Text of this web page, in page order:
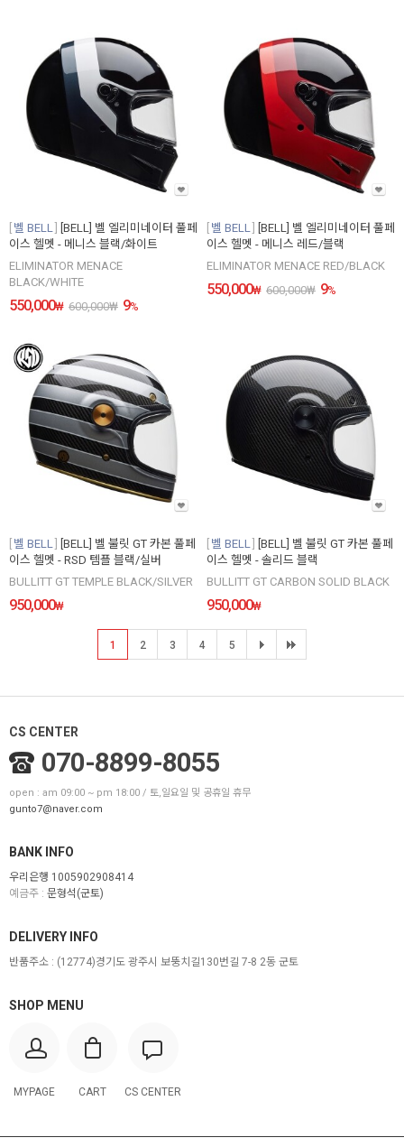
벨 BELL
[BELL] 벨 엘리미네이터 풀페
이스 헬멧 - 메니스 블랙/화이트
ELIMINATOR MENACE
BLACK/WHITE
550,000₩ 600,000₩ 9%
벨 BELL
[BELL] 벨 엘리미네이터 풀페
이스 헬멧 - 메니스 레드/블랙
ELIMINATOR MENACE RED/BLACK
550,000₩ 600,000₩ 9%
벨 BELL
[BELL] 벨 불릿 GT 카본 풀페
이스 헬멧 - RSD 템플 블랙/실버
BULLITT GT TEMPLE BLACK/SILVER
950,000₩
벨 BELL
[BELL] 벨 불릿 GT 카본 풀페
이스 헬멧 - 솔리드 블랙
BULLITT GT CARBON SOLID BLACK
950,000₩
1 2 3 4 5
CS CENTER
070-8899-8055
open : am 09:00 ~ pm 18:00 / 토,일요일 및 공휴일 휴무
gunto7@naver.com
BANK INFO
우리은행 1005902908414
예금주 : 문형석(군토)
SHOP MENU
MYPAGE CART CS CENTER
DELIVERY INFO
반품주소 : (12774)경기도 광주시 보뚱치길130번길 7-8 2동 군토